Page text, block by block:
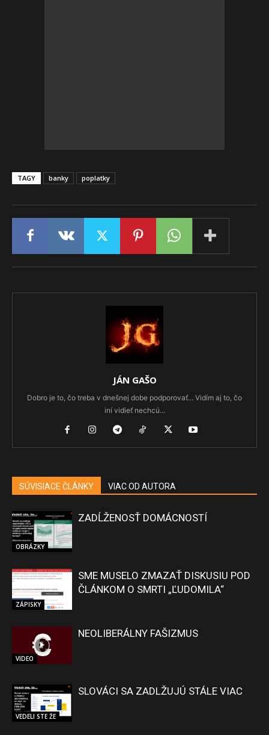
TAGY banky poplatky
JÁN GAŠO
Dobro je to, čo treba v dnešnej dobe podporovať... Vidím aj to, čo
iní vidieť nechcú...
SÚVISIACE ČLÁNKY VIAC OD AUTORA
OBRÁZKY
ZADĹŽENOSŤ DOMÁCNOSTÍ
ZÁPISKY
SME MUSELO ZMAZAŤ DISKUSIU POD
ČLÁNKOM O SMRTI „ĽUDOMILA“
VIDEO
NEOLIBERÁLNY FAŠIZMUS
VEDELI STE ŽE
SLOVÁCI SA ZADLŽUJÚ STÁLE VIAC